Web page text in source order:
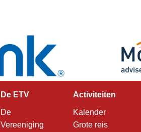
De ETV
De
Vereeniging
Activiteiten
Kalender
Grote reis